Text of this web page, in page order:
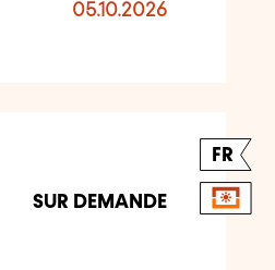
05.10.2026
FR
SUR DEMANDE